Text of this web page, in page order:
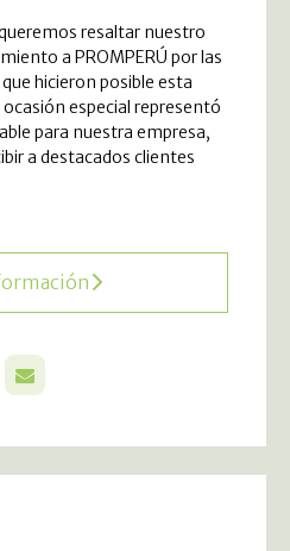
resaltar nuestro
a PROMPERÚ por las
hicieron posible esta
especial representó
para nuestra empresa,
a destacados clientes